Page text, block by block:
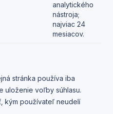
analytického
nástroja;
najviac 24
mesiacov.
stránka používa iba
uloženie voľby súhlasu.
kým používateľ neudelí